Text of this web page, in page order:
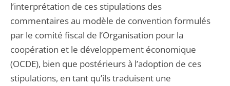
l’interprétation de ces stipulations des
commentaires au modèle de convention formulés
par le comité fiscal de l’Organisation pour la
coopération et le développement économique
(OCDE), bien que postérieurs à l’adoption de ces
stipulations, en tant qu’ils traduisent une